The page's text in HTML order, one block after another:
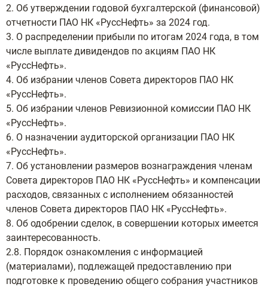
2. Об утверждении годовой бухгалтерской (финансовой)
отчетности ПАО НК «РуссНефть» за 2024 год.
3. О распределении прибыли по итогам 2024 года, в том
числе выплате дивидендов по акциям ПАО НК
«РуссНефть».
4. Об избрании членов Совета директоров ПАО НК
«РуссНефть».
5. Об избрании членов Ревизионной комиссии ПАО НК
«РуссНефть».
6. О назначении аудиторской организации ПАО НК
«РуссНефть».
7. Об установлении размеров вознаграждения членам
Совета директоров ПАО НК «РуссНефть» и компенсации
расходов, связанных с исполнением обязанностей
членов Совета директоров ПАО НК «РуссНефть».
8. Об одобрении сделок, в совершении которых имеется
заинтересованность.
2.8. Порядок ознакомления с информацией
(материалами), подлежащей предоставлению при
подготовке к проведению общего собрания участников